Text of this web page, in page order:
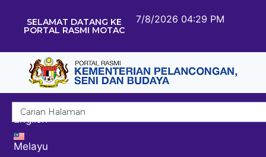
SELAMAT DATANG KE
PORTAL RASMI MOTAC
7/8/2026 04:29 PM
English
Melayu